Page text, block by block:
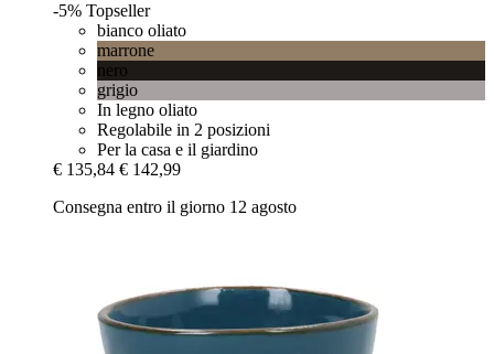
-5% Topseller
bianco oliato
marrone
nero
grigio
In legno oliato
Regolabile in 2 posizioni
Per la casa e il giardino
€ 135,84 € 142,99
Consegna entro il giorno 12 agosto